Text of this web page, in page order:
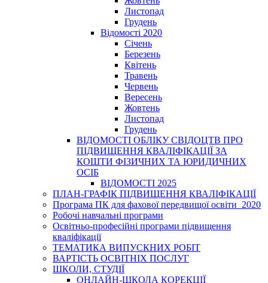
Листопад
Грудень
Відомості 2020
Січень
Березень
Квітень
Травень
Червень
Вересень
Жовтень
Листопад
Грудень
ВІДОМОСТІ ОБЛІКУ СВІДОЦТВ ПРО
ПІДВИЩЕННЯ КВАЛІФІКАЦІЇ ЗА
КОШТИ ФІЗИЧНИХ ТА ЮРИДИЧНИХ
ОСІБ
ВІДОМОСТІ 2025
ПЛАН-ГРАФІК ПІДВИЩЕННЯ КВАЛІФІКАЦІЇ
Програма ПК для фахової передвищої освіти_2020
Робочі навчальні програми
Освітньо-професійні програми підвищення
кваліфікації
ТЕМАТИКА ВИПУСКНИХ РОБІТ
ВАРТІСТЬ ОСВІТНІХ ПОСЛУГ
ШКОЛИ, СТУДІЇ
ОНЛАЙН-ШКОЛА КОРЕКЦІЇ